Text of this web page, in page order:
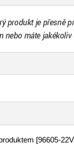
produkt je přesně
nebo máte